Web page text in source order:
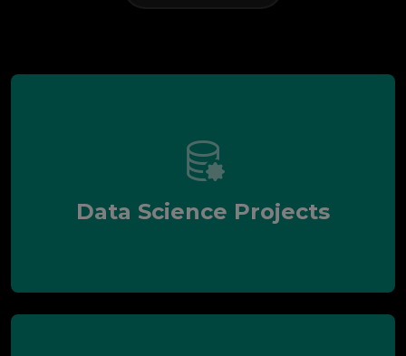
Data Science Projects